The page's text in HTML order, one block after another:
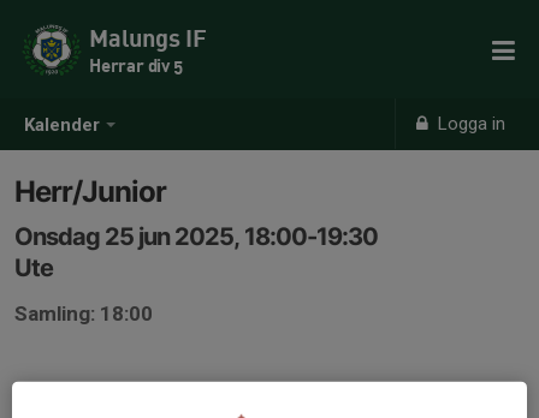
Kalender Logga in
Malungs IF
Herrar div 5
Herr/Junior
Onsdag 25 jun 2025, 18:00-19:30
Ute
Samling: 18:00